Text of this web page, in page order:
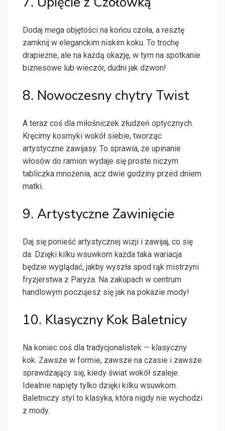
Dodaj mega objętości na końcu czoła, a resztę
zamknij w eleganckim niskim koku. To trochę
drapieżne, ale na każdą okazję, w tym na spotkanie
biznesowe lub wieczór, dudni jak dzwon!
8. Nowoczesny chytry Twist
A teraz coś dla miłośniczek złudzeń optycznych.
Kręcimy kosmyki wokół siebie, tworząc
artystyczne zawijasy. To sprawia, że upinanie
włosów do ramion wydaje się proste niczym
tabliczka mnożenia, acz dwie godziny przed dniem
matki.
9. Artystyczne Zawinięcie
Daj się ponieść artystycznej wizji i zawijaj, co się
da. Dzięki kilku wsuwkom każda taka wariacja
będzie wyglądać, jakby wyszła spod rąk mistrzyni
fryzjerstwa z Paryża. Na zakupach w centrum
handlowym poczujesz się jak na pokazie mody!
10. Klasyczny Kok Baletnicy
Na koniec coś dla tradycjonalistek — klasyczny
kok. Zawsze w formie, zawsze na czasie i zawsze
sprawdzający się, kiedy świat wokół szaleje.
Idealnie napięty tylko dzięki kilku wsuwkom.
Baletniczy styl to klasyka, która nigdy nie wychodzi
z mody.